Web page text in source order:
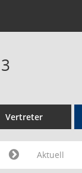
Vertreter
Aktuell